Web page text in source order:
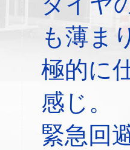
も薄ま
極的に
感じ。
緊急回